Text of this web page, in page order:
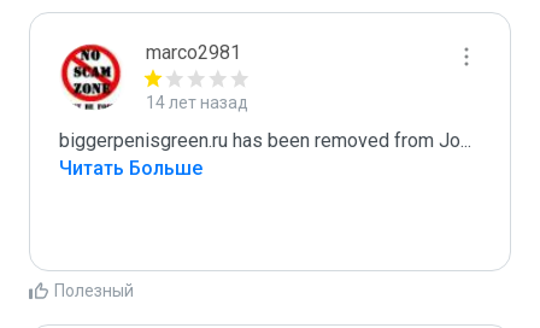
marco2981
14 лет назад
biggerpenisgreen.ru has been removed from Jo...
Читать Больше
Полезный